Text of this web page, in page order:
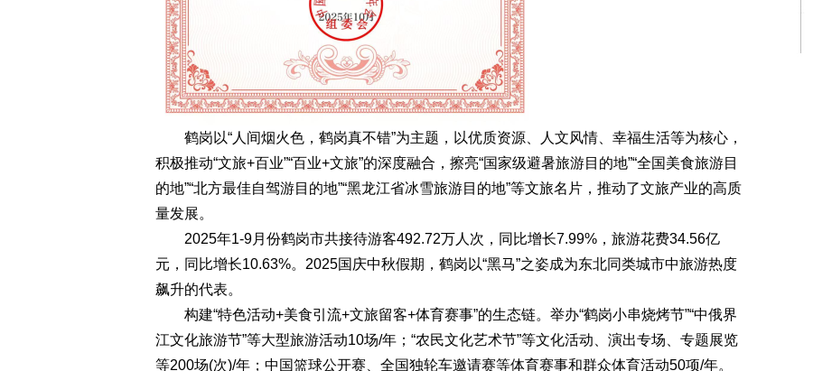
鹤岗以“人间烟火色，鹤岗真不错”为主题，以优质资源、人文风情、幸福生活等为核心，
积极推动“文旅+百业”“百业+文旅”的深度融合，擦亮“国家级避暑旅游目的地”“全国美食旅游目
的地”“北方最佳自驾游目的地”“黑龙江省冰雪旅游目的地”等文旅名片，推动了文旅产业的高质
量发展。
2025年1-9月份鹤岗市共接待游客492.72万人次，同比增长7.99%，旅游花费34.56亿
元，同比增长10.63%。2025国庆中秋假期，鹤岗以“黑马”之姿成为东北同类城市中旅游热度
飙升的代表。
构建“特色活动+美食引流+文旅留客+体育赛事”的生态链。举办“鹤岗小串烧烤节”“中俄界
江文化旅游节”等大型旅游活动10场/年；“农民文化艺术节”等文化活动、演出专场、专题展览
等200场(次)/年；中国篮球公开赛、全国独轮车邀请赛等体育赛事和群众体育活动50项/年。